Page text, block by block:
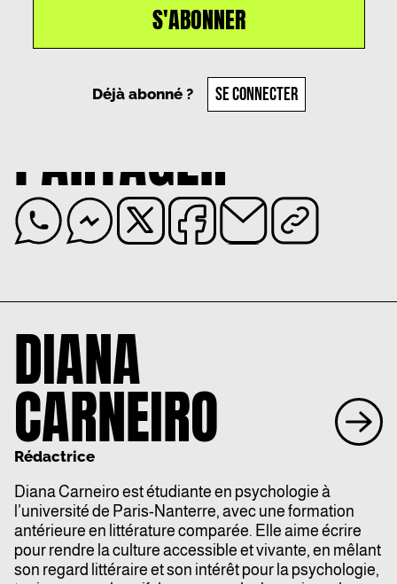
S'ABONNER
Déjà abonné ? SE CONNECTER
Diana Carneiro, le
PARTAGER
DIANA
CARNEIRO
Rédactrice
DianaCarneiro est étudiante en psychologie à
l’université de Paris-Nanterre, avec une formation
antérieure en littérature comparée. Elle aime écrire
pour rendre la culture accessible et vivante, en mêlant
son regard littéraire et son intérêt pour la psychologie,